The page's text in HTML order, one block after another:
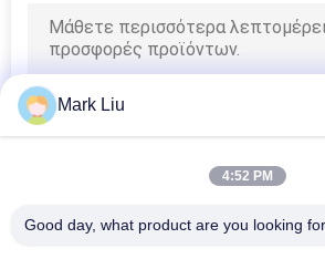
Mark Liu
4:52 PM
Good day, what product are you looking